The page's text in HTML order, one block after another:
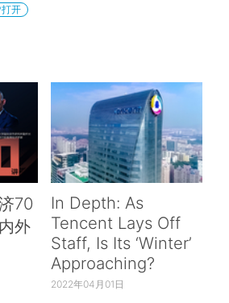
开
70
外
In Depth: As
Tencent Lays Off
Staff, Is Its ‘Winter’
Approaching?
2022年04月01日